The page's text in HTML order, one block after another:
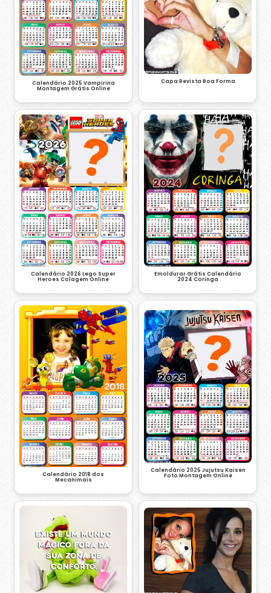
Calendário 2025 Vampirina
Montagem Grátis Online
Capa Revista Boa Forma
Calendário 2026 Lego Super
Heroes Colagem Online
Emoldurar Grátis Calendário
2024 Coringa
Calendário 2018 dos
Mecanimais
Calendário 2025 Jujutsu Kaisen
Foto Montagem Online